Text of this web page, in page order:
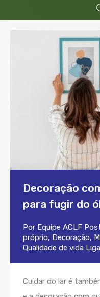
Decoração
para fugir do
Por Equipe ACLF
próprio, Decoração,
Qualidade de vida
Cuidar do lar é